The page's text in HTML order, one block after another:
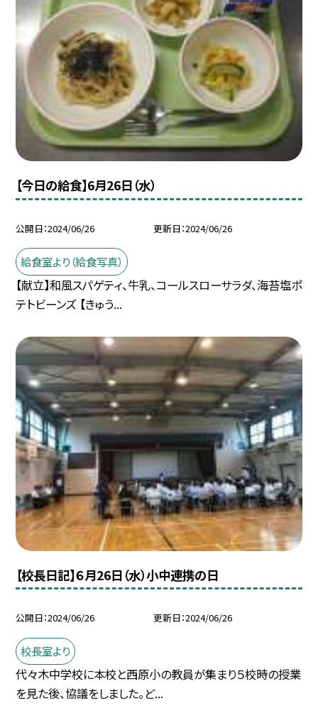
【今日の給食】6月26日（水）
公開日 2024/06/26 更新日 2024/06/26
給食室より（給食写真）
【献立】和風スパゲティ、牛乳、コールスローサラダ、海苔塩ポ
テトビーンズ 【きゅう...
【校長日記】６月26日（水）小中連携の日
公開日 2024/06/26 更新日 2024/06/26
校長室より
代々木中学校に本校と西原小の教員が集まり５校時の授業
を見た後、協議をしました。ど...